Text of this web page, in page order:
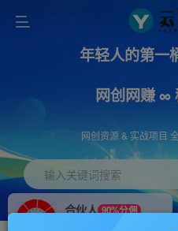
年轻人的第一
网创网赚 ∞
网创资源 & 实战项目
输入关键词搜索
合伙人 90%分佣